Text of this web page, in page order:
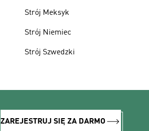
Strój Meksyk
Strój Niemiec
Strój Szwedzki
ZAREJESTRUJ SIĘ ZA DARMO